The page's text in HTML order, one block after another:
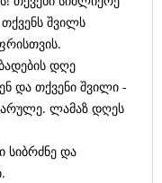
შვილს
დღე
და თქვენი შვილი -
ლამაზ დღეს
სიბრძნე და